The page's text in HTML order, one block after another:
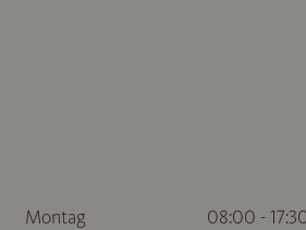
Montag
08:00 -